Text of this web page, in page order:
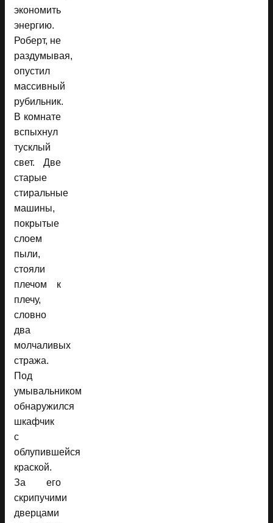
экономить
энергию.
Роберт, не
раздумывая,
опустил
массивный
рубильник.
В комнате
вспыхнул
тусклый
свет. Две
старые
стиральные
машины,
покрытые
слоем
пыли,
стояли
плечом к
плечу,
словно
два
молчаливых
стража.
Под
умывальником
обнаружился
шкафчик
с
облупившейся
краской.
За его
скрипучими
дверцами